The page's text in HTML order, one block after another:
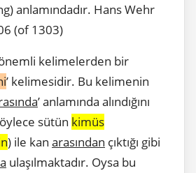
anlamındadır. Hans Wehr
(of 1303)
kelimelerden bir
’ kelimesidir. Bu kelimenin
’ anlamında alındığını
sütün kimüs
) ile kan arasından çıktığı gibi
ulaşılmaktadır. Oysa bu